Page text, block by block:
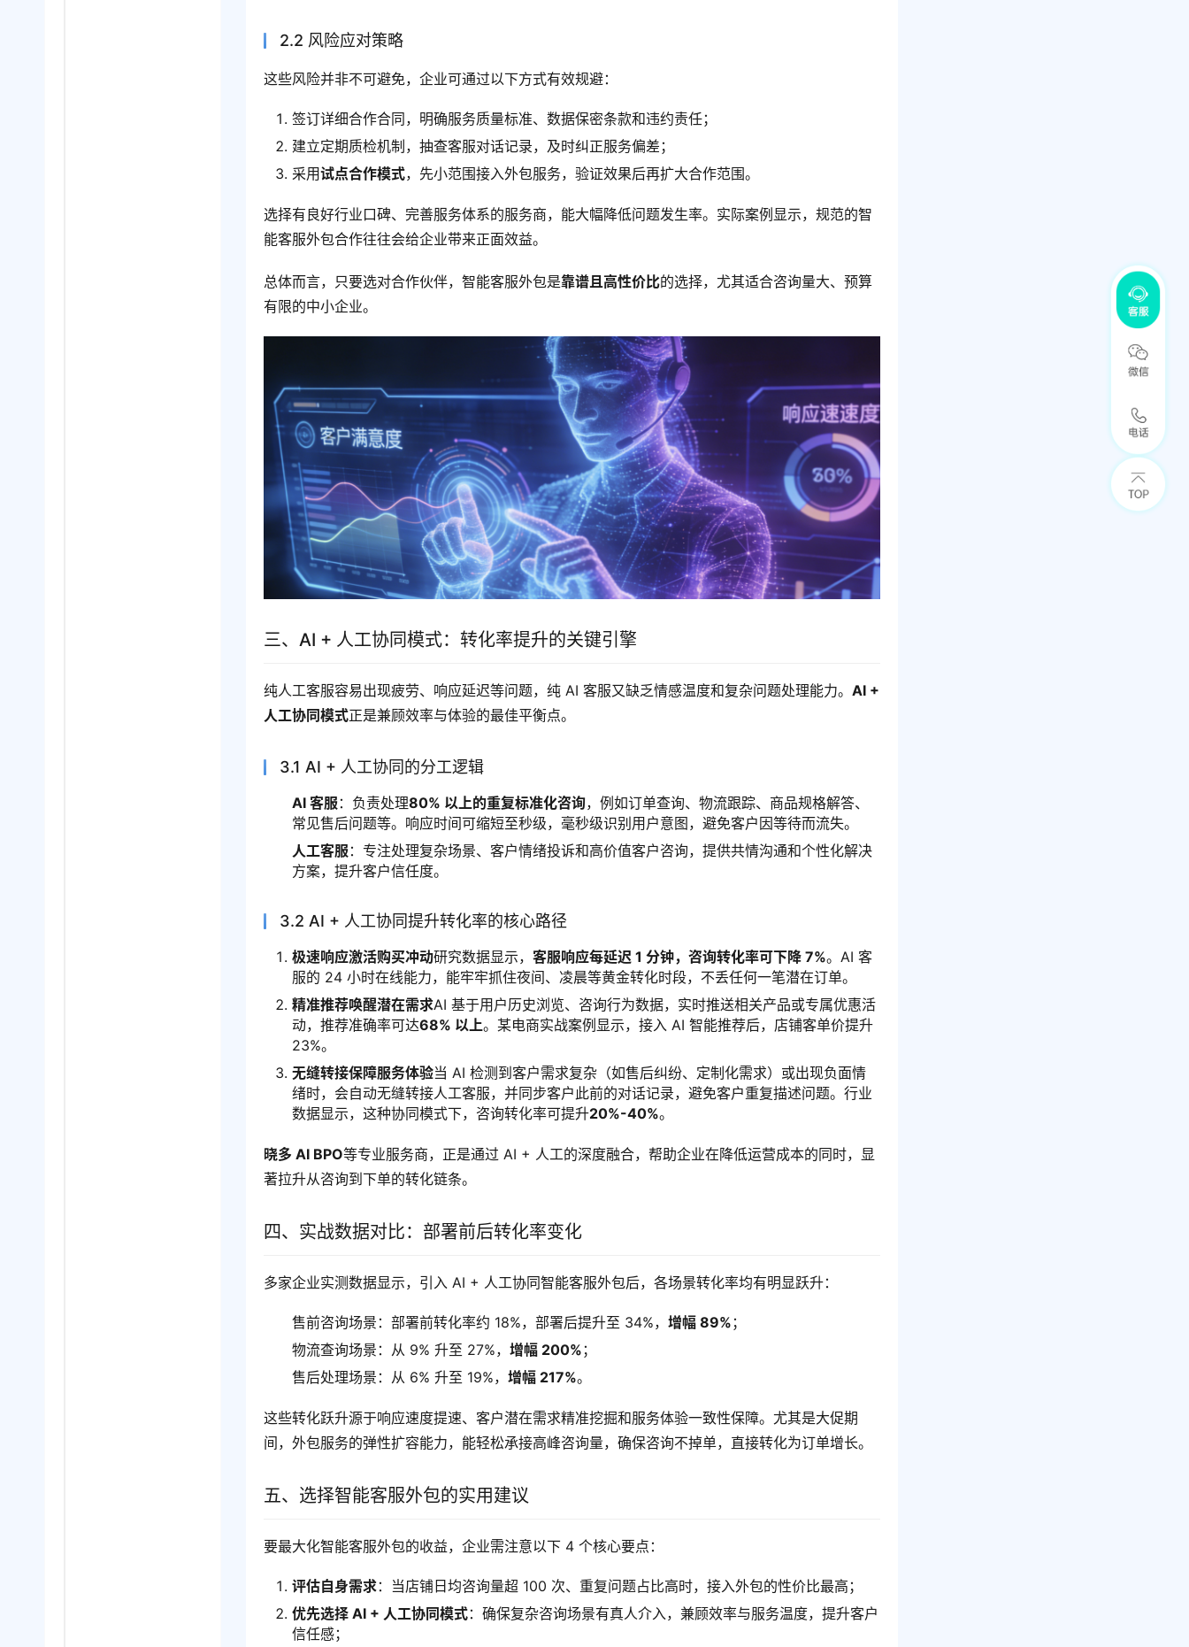
2.2 风险应对策略
这些风险并非不可避免，企业可通过以下方式有效规避：
签订详细合作合同，明确服务质量标准、数据保密条款和违约责任；
建立定期质检机制，抽查客服对话记录，及时纠正服务偏差；
采用试点合作模式，先小范围接入外包服务，验证效果后再扩大合作范围。
选择有良好行业口碑、完善服务体系的服务商，能大幅降低问题发生率。实际案例显示，规范的智
能客服外包合作往往会给企业带来正面效益。
总体而言，只要选对合作伙伴，智能客服外包是靠谱且高性价比的选择，尤其适合咨询量大、预算
有限的中小企业。
三、AI + 人工协同模式：转化率提升的关键引擎
纯人工客服容易出现疲劳、响应延迟等问题，纯 AI 客服又缺乏情感温度和复杂问题处理能力。AI +
人工协同模式正是兼顾效率与体验的最佳平衡点。
3.1 AI + 人工协同的分工逻辑
AI 客服：负责处理80% 以上的重复标准化咨询，例如订单查询、物流跟踪、商品规格解答、
常见售后问题等。响应时间可缩短至秒级，毫秒级识别用户意图，避免客户因等待而流失。
人工客服：专注处理复杂场景、客户情绪投诉和高价值客户咨询，提供共情沟通和个性化解决
方案，提升客户信任度。
3.2 AI + 人工协同提升转化率的核心路径
极速响应激活购买冲动研究数据显示，客服响应每延迟 1 分钟，咨询转化率可下降 7%。AI 客
服的 24 小时在线能力，能牢牢抓住夜间、凌晨等黄金转化时段，不丢任何一笔潜在订单。
精准推荐唤醒潜在需求AI 基于用户历史浏览、咨询行为数据，实时推送相关产品或专属优惠活
动，推荐准确率可达68% 以上。某电商实战案例显示，接入 AI 智能推荐后，店铺客单价提升
23%。
无缝转接保障服务体验当 AI 检测到客户需求复杂（如售后纠纷、定制化需求）或出现负面情
绪时，会自动无缝转接人工客服，并同步客户此前的对话记录，避免客户重复描述问题。行业
数据显示，这种协同模式下，咨询转化率可提升20%-40%。
晓多 AI BPO等专业服务商，正是通过 AI + 人工的深度融合，帮助企业在降低运营成本的同时，显
著拉升从咨询到下单的转化链条。
四、实战数据对比：部署前后转化率变化
多家企业实测数据显示，引入 AI + 人工协同智能客服外包后，各场景转化率均有明显跃升：
售前咨询场景：部署前转化率约 18%，部署后提升至 34%，增幅 89% ；
物流查询场景：从 9% 升至 27%，增幅 200% ；
售后处理场景：从 6% 升至 19%，增幅 217%。
这些转化跃升源于响应速度提速、客户潜在需求精准挖掘和服务体验一致性保障。尤其是大促期
间，外包服务的弹性扩容能力，能轻松承接高峰咨询量，确保咨询不掉单，直接转化为订单增长。
五、选择智能客服外包的实用建议
要最大化智能客服外包的收益，企业需注意以下 4 个核心要点：
评估自身需求：当店铺日均咨询量超 100 次、重复问题占比高时，接入外包的性价比最高；
优先选择 AI + 人工协同模式：确保复杂咨询场景有真人介入，兼顾效率与服务温度，提升客户
信任感；